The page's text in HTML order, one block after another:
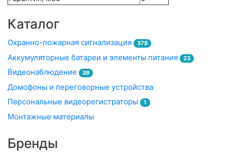
Каталог
Охранно-пожарная сигнализация 378
Аккумуляторные батареи и элементы питания 23
Видеонаблюдение 39
Домофоны и переговорные устройства
Персональные видеорегистраторы
1
Монтажные материалы
Бренды